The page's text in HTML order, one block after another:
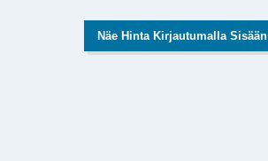
Näe Hinta Kirjautumalla Sisään